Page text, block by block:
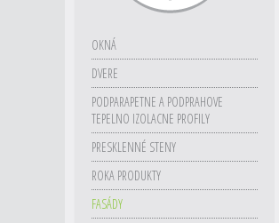
OKNÁ
DVERE
PODPARAPETNE A PODPRAHOVE
TEPELNO IZOLACNE PROFILY
PRESKLENNÉ STENY
ROKA PRODUKTY
FASÁDY